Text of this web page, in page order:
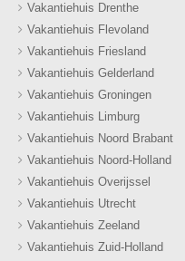
Vakantiehuis Drenthe
Vakantiehuis Flevoland
Vakantiehuis Friesland
Vakantiehuis Gelderland
Vakantiehuis Groningen
Vakantiehuis Limburg
Vakantiehuis Noord Brabant
Vakantiehuis Noord-Holland
Vakantiehuis Overijssel
Vakantiehuis Utrecht
Vakantiehuis Zeeland
Vakantiehuis Zuid-Holland